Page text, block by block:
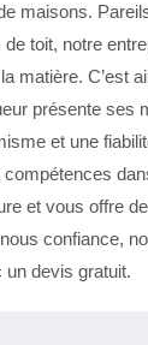
maisons.
de toit, notre
matière. C’est
présente ses
et une
et vous offre
confiance,
devis gratuit.